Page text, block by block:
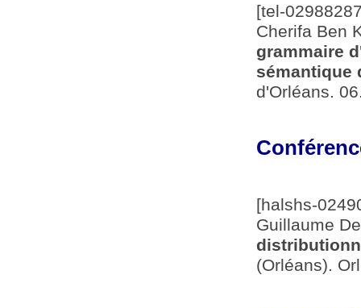
[tel-
Cherifa Ben
grammaire
sémantique
d'Orléans.
[halshs-
Guillaume
(Orléans).